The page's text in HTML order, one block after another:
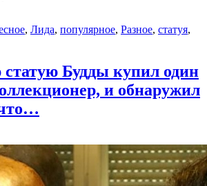
, Лида, популярное, Разное, статуя,
Будды купил один
и обнаружил